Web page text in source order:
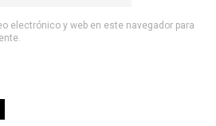
electrónico y web en este navegador para